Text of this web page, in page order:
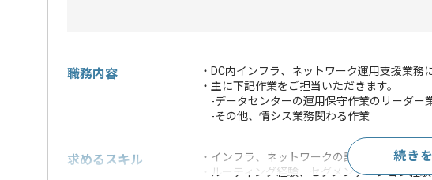
職務内容
・DC内インフラ、ネットワーク運用支援業務
・主に下記作業をご担当いただきます。
-データセンターの運用保守作業のリーダー
-その他、情シス業務関わる作業
求めるスキル
・インフラ、ネットワークの設計、運用経験
・ルーティング経験、セグメンテーション経験
続き